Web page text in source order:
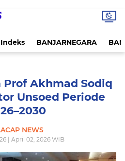
Indeks BANJARNEGARA
Prof Akhmad Sodiq
Unsoed Periode
NEWS
| April 02, 2026 WIB